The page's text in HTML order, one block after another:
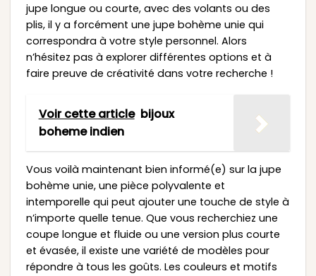
jupe longue ou courte, avec des volants ou des
plis, il y a forcément une jupe bohème unie qui
correspondra à votre style personnel. Alors
n’hésitez pas à explorer différentes options et à
faire preuve de créativité dans votre recherche !
Voir cette article bijoux
boheme indien
Vous voilà maintenant bien informé(e) sur la jupe
bohème unie, une pièce polyvalente et
intemporelle qui peut ajouter une touche de style à
n’importe quelle tenue. Que vous recherchiez une
coupe longue et fluide ou une version plus courte
et évasée, il existe une variété de modèles pour
répondre à tous les goûts. Les couleurs et motifs